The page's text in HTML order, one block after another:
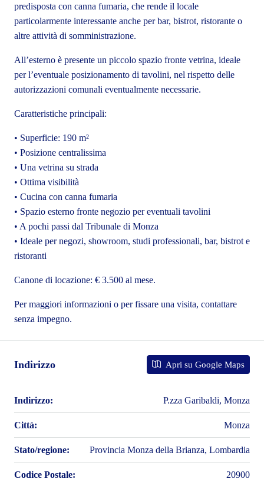
predisposta con canna fumaria, che rende il locale
particolarmente interessante anche per bar, bistrot, ristorante o
altre attività di somministrazione.
All’esterno è presente un piccolo spazio fronte vetrina, ideale
per l’eventuale posizionamento di tavolini, nel rispetto delle
autorizzazioni comunali eventualmente necessarie.
Caratteristiche principali:
•⁠ ⁠Superficie: 190 m²
•⁠ ⁠Posizione centralissima
•⁠ ⁠Una vetrina su strada
•⁠ ⁠Ottima visibilità
•⁠ ⁠Cucina con canna fumaria
•⁠ ⁠Spazio esterno fronte negozio per eventuali tavolini
•⁠ ⁠A pochi passi dal Tribunale di Monza
•⁠ ⁠Ideale per negozi, showroom, studi professionali, bar, bistrot e
ristoranti
Canone di locazione: € 3.500 al mese.
Per maggiori informazioni o per fissare una visita, contattare
senza impegno.
Indirizzo Apri su Google Maps
Indirizzo: P.zza Garibaldi, Monza
Città: Monza
Stato/regione: Provincia Monza della Brianza, Lombardia
Codice Postale: 20900